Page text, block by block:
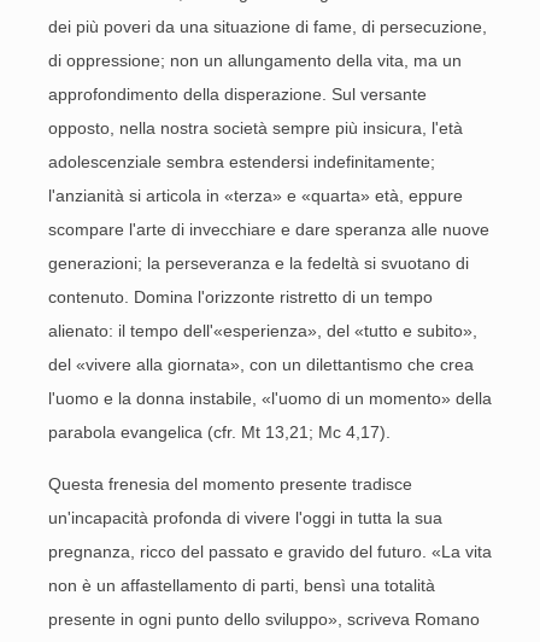
dei più poveri da una situazione di fame, di persecuzione,
di oppressione; non un allungamento della vita, ma un
approfondimento della disperazione. Sul versante
opposto, nella nostra società sempre più insicura, l'età
adolescenziale sembra estendersi indefinitamente;
l'anzianità si articola in «terza» e «quarta» età, eppure
scompare l'arte di invecchiare e dare speranza alle nuove
generazioni; la perseveranza e la fedeltà si svuotano di
contenuto. Domina l'orizzonte ristretto di un tempo
alienato: il tempo dell'«esperienza», del «tutto e subito»,
del «vivere alla giornata», con un dilettantismo che crea
l'uomo e la donna instabile, «l'uomo di un momento» della
parabola evangelica (cfr. Mt 13,21; Mc 4,17).
Questa frenesia del momento presente tradisce
un'incapacità profonda di vivere l'oggi in tutta la sua
pregnanza, ricco del passato e gravido del futuro. «La vita
non è un affastellamento di parti, bensì una totalità
presente in ogni punto dello sviluppo», scriveva Romano